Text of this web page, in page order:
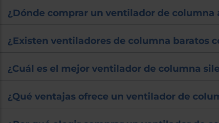
¿Dónde comprar un ventilador de columna
¿Existen ventiladores de columna baratos
¿Cuál es el mejor ventilador de columna
¿Qué ventajas ofrece un ventilador de